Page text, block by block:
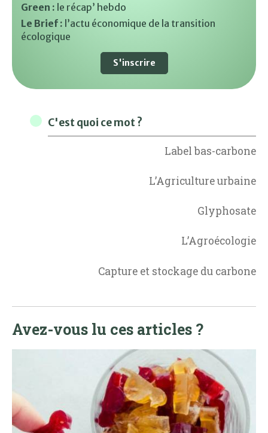
Green : le récap’ hebdo
Le Brief : l’actu économique de la transition
écologique
S'inscrire
C'est quoi ce mot ?
Label bas-carbone
L’Agriculture urbaine
Glyphosate
L’Agroécologie
Capture et stockage du carbone
Avez-vous lu ces articles ?